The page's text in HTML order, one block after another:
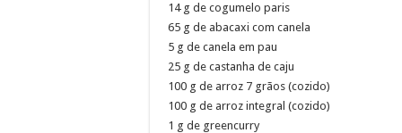
14 g de cogumelo paris
65 g de abacaxi com canela
5 g de canela em pau
25 g de castanha de caju
100 g de arroz 7 grãos (cozido)
100 g de arroz integral (cozido)
1 g de greencurry